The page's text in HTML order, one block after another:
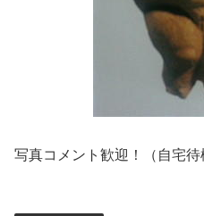
写真コメント歓迎！（自宅待